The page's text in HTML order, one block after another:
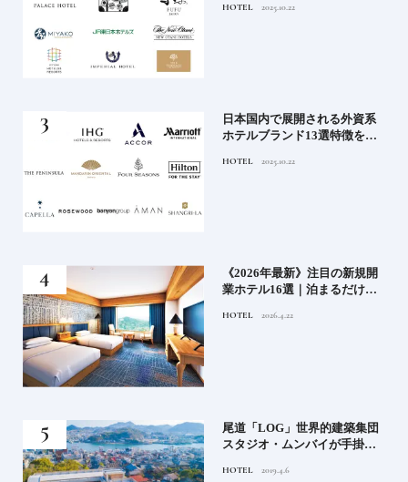
ンド大解剖①
HOTEL 2025.10.22
日本国内で展開される外資系
ホテルブランド13選特徴を知
満喫｜ホテルブランド大解剖
HOTEL 2025.10.22
《2026年最新》注目の新規開
業ホテル16選｜泊まるだけで
ル
HOTEL 2026.4.22
尾道「LOG」世界的建築集団
スタジオ・ムンバイが手掛け
HOTEL 2019.4.6